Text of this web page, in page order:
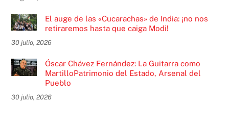
El auge de las «Cucarachas» de India: ¡no nos
retiraremos hasta que caiga Modi!
30 julio, 2026
Óscar Chávez Fernández: La Guitarra como
MartilloPatrimonio del Estado, Arsenal del
Pueblo
30 julio, 2026